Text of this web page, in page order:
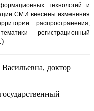
технологий и
СМИ внесены изменения
распространения,
— регистрационный
)
доктор